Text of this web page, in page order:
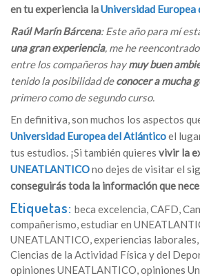
en tu experiencia laUniversidad
Raúl Marín Bárcena: Este año para mí
una gran experiencia, me he
entre los compañeros haymuy buen
tenido la posibilidad deconocer a mucha
primero como de segundo curso.
En definitiva, son muchos los aspectos
Universidad Europea del Atlánticoel
tus estudios. ¡Si también quieres vivir la
UNEATLANTICOno dejes de visitar el
conseguirás toda la información que
Etiquetas:beca excelencia,CAFD,
compañerismo,estudiar en
UNEATLANTICO,experiencias laborales,
Ciencias de la Actividad Física y del
opiniones UNEATLANTICO,opiniones